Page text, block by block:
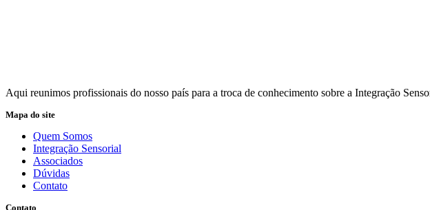
Aqui reunimos profissionais do nosso país para a troca de conhecimento sobre a Integração
Mapa do site
Quem Somos
Integração Sensorial
Associados
Dúvidas
Contato
Contato